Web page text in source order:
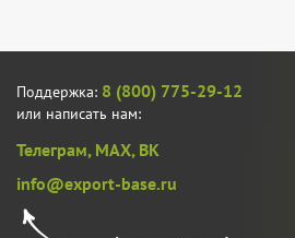
Поддержка: 8 (800) 775-29-12
или написать нам:
Телеграм, MAX, ВК
info@export-base.ru